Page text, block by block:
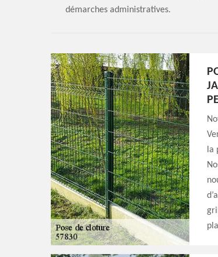
démarches administratives.
la